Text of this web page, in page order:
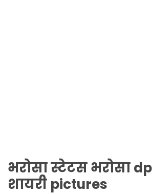
भरोसा स्टेटस भरोसा
शायरी pictures